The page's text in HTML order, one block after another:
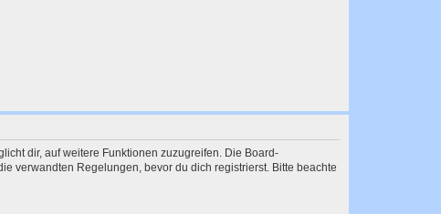
dir, auf weitere Funktionen zuzugreifen. Die Board-
verwandten Regelungen, bevor du dich registrierst. Bitte beachte